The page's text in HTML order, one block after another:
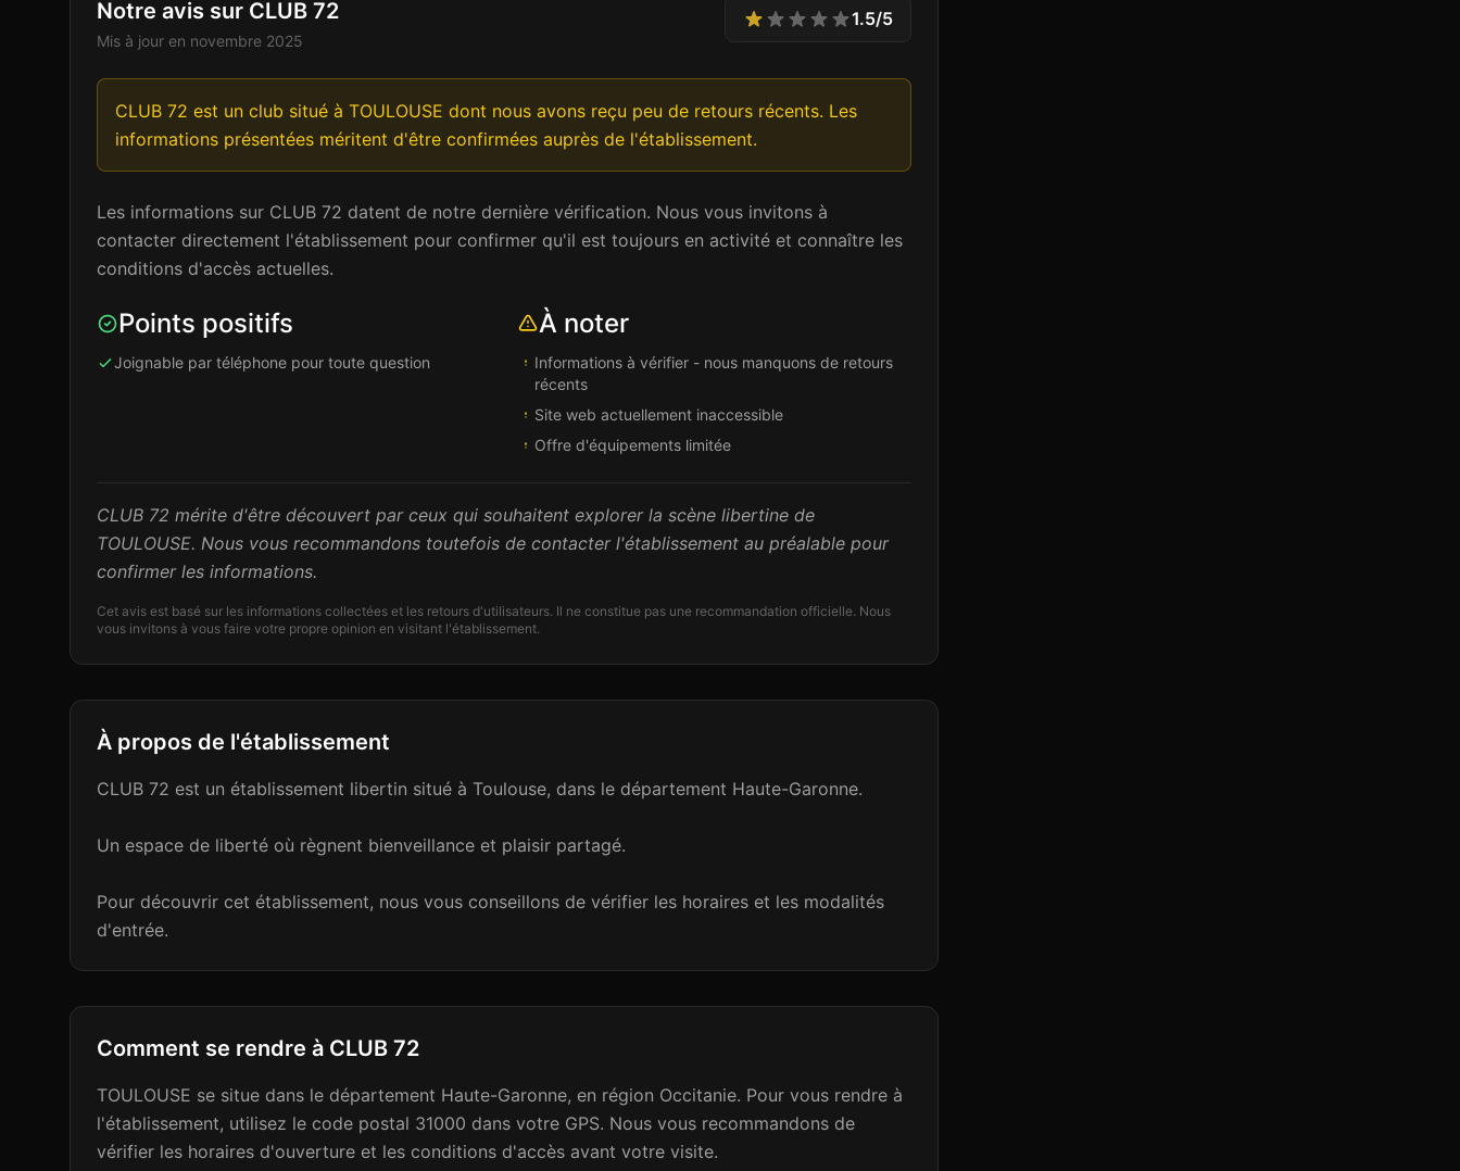
Notre avis sur CLUB 72
Mis à jour en novembre 2025
1.5/5
CLUB 72 est un club situé à TOULOUSE dont nous avons reçu peu de retours récents. Les
informations présentées méritent d'être confirmées auprès de l'établissement.
Les informations sur CLUB 72 datent de notre dernière vérification. Nous vous invitons à
contacter directement l'établissement pour confirmer qu'il est toujours en activité et connaître les
conditions d'accès actuelles.
Points positifs
Joignable par téléphone pour toute question
À noter
Informations à vérifier - nous manquons de retours
récents
Site web actuellement inaccessible
Offre d'équipements limitée
CLUB 72 mérite d'être découvert par ceux qui souhaitent explorer la scène libertine de
TOULOUSE. Nous vous recommandons toutefois de contacter l'établissement au préalable pour
confirmer les informations.
Cet avis est basé sur les informations collectées et les retours d'utilisateurs. Il ne constitue pas une recommandation officielle. Nous
vous invitons à vous faire votre propre opinion en visitant l'établissement.
À propos de l'établissement
CLUB 72 est un établissement libertin situé à Toulouse, dans le département Haute-Garonne.
Un espace de liberté où règnent bienveillance et plaisir partagé.
Pour découvrir cet établissement, nous vous conseillons de vérifier les horaires et les modalités
d'entrée.
Comment se rendre à CLUB 72
TOULOUSE se situe dans le département Haute-Garonne, en région Occitanie. Pour vous rendre à
l'établissement, utilisez le code postal 31000 dans votre GPS. Nous vous recommandons de
vérifier les horaires d'ouverture et les conditions d'accès avant votre visite.